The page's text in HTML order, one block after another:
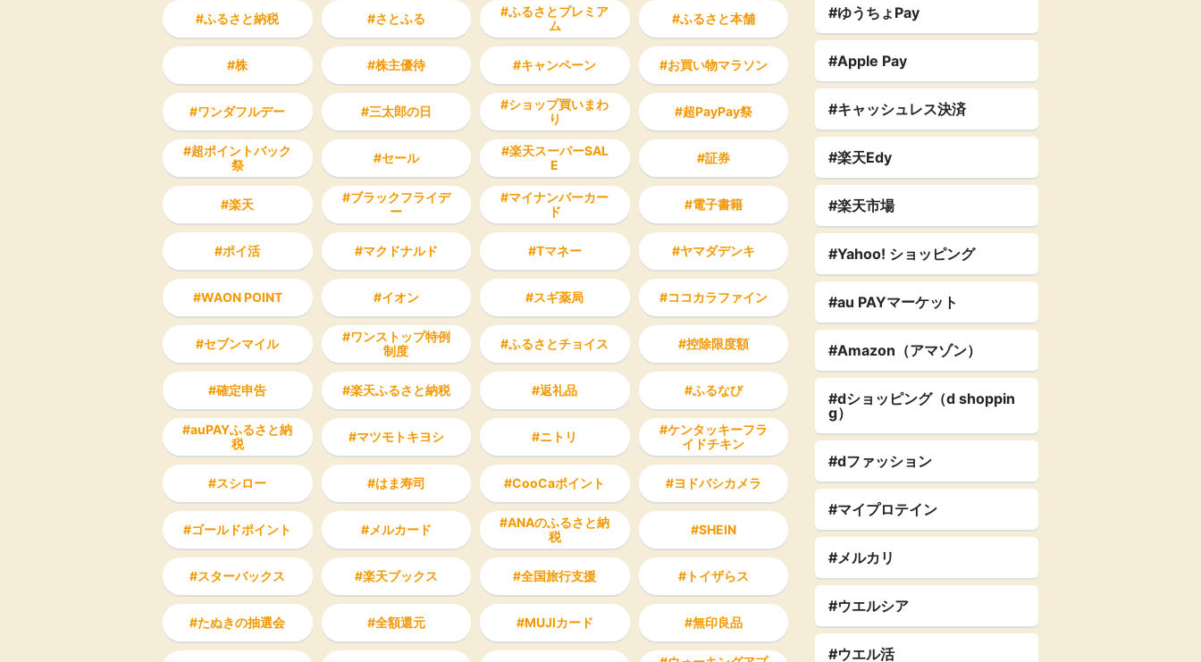
ふるさと納税 さとふる
ふるさとプレミア
ム
ふるさと本舗
株 株主優待 キャンペーン お買い物マラソン
ワンダフルデー 三太郎の日
ショップ買いまわ
り
超PayPay祭
超ポイントバック
祭
セール
楽天スーパーSAL
E
証券
楽天
ブラックフライデ
ー
マイナンバーカー
ド
電子書籍
ポイ活 マクドナルド Tマネー ヤマダデンキ
WAON POINT イオン スギ薬局 ココカラファイン
セブンマイル
ワンストップ特例
制度
ふるさとチョイス 控除限度額
確定申告 楽天ふるさと納税 返礼品 ふるなび
auPAYふるさと納
税
マツモトキヨシ ニトリ
ケンタッキーフラ
イドチキン
スシロー はま寿司 CooCaポイント ヨドバシカメラ
ゴールドポイント メルカード
ANAのふるさと納
税
SHEIN
スターバックス 楽天ブックス 全国旅行支援 トイザらス
たぬきの抽選会 全額還元 MUJIカード 無印良品
#ゆうちょPay
#Apple Pay
#キャッシュレス決済
#楽天Edy
#楽天市場
#Yahoo! ショッピング
#au PAYマーケット
#Amazon（アマゾン）
#dショッピング（d shoppin
g）
#dファッション
#マイプロテイン
#メルカリ
#ウエルシア
#ウエル活